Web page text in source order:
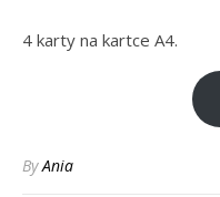
4 karty na kartce A4.
ByAnia